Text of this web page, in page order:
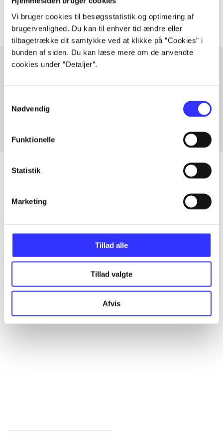
Vi bruger cookies til besøgsstatistik og optimering af
brugervenlighed. Du kan til enhver tid ændre eller
tilbagetrække dit samtykke ved at klikke på ”Cookies” i
bunden af siden. Du kan læse mere om de anvendte
cookies under ”Detaljer”.
Nødvendig
Funktionelle
Statistik
Marketing
Tillad alle
Tillad valgte
Afvis
Artikler